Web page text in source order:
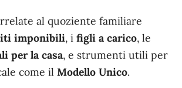
al quoziente familiare
imponibili, i figli a carico, le
per la casa, e strumenti utili per
come il Modello Unico.